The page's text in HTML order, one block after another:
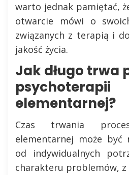
warto jednak pamiętać,
otwarcie mówi o
związanych z terapią i
jakość życia.
Jak długo trwa
psychoterapii
elementarnej?
Czas trwania
elementarnej może być
od indywidualnych
charakteru problemów,